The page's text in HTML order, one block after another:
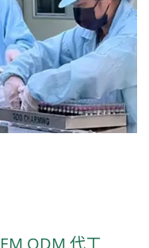
ODM 代工